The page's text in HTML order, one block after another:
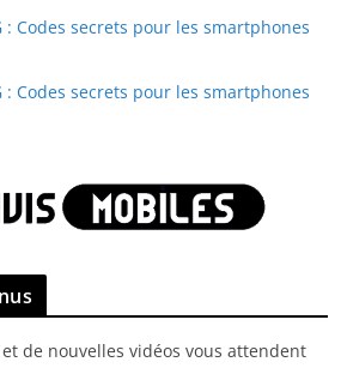
: Codes secrets pour les smartphones
: Codes secrets pour les smartphones
de nouvelles vidéos vous attendent